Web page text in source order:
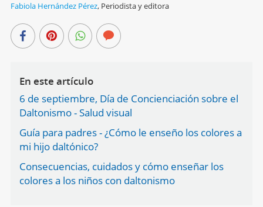
Fabiola Hernández Pérez, Periodista y editora
En este artículo
6 de septiembre, Día de Concienciación sobre el
Daltonismo - Salud visual
Guía para padres - ¿Cómo le enseño los colores a
mi hijo daltónico?
Consecuencias, cuidados y cómo enseñar los
colores a los niños con daltonismo